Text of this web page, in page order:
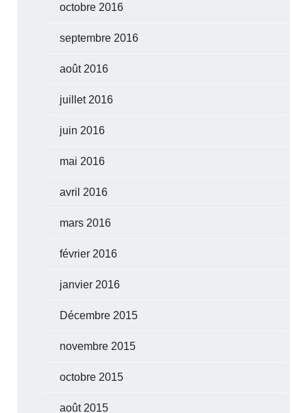
octobre 2016
septembre 2016
août 2016
juillet 2016
juin 2016
mai 2016
avril 2016
mars 2016
février 2016
janvier 2016
Décembre 2015
novembre 2015
octobre 2015
août 2015